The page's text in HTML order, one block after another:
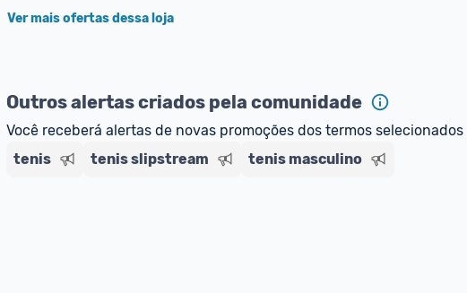
Ver mais ofertas dessa loja
Outros alertas criados pela comunidade
Você receberá alertas de novas promoções dos termos selecionados
tenis
tenis slipstream tenis masculino